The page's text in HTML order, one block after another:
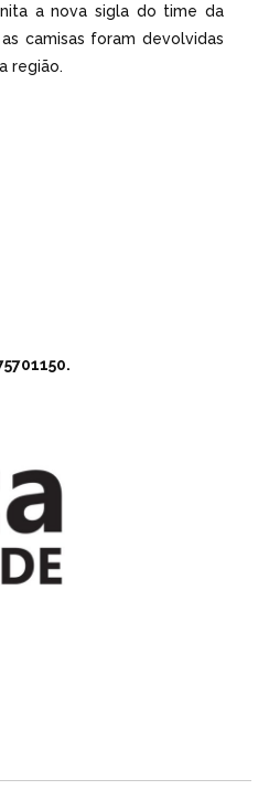
a nova sigla do time da
camisas foram devolvidas
região.